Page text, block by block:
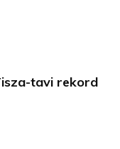
tavi rekord